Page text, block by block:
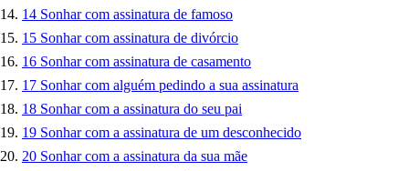
14 Sonhar com assinatura de famoso
15 Sonhar com assinatura de divórcio
16 Sonhar com assinatura de casamento
17 Sonhar com alguém pedindo a sua assinatura
18 Sonhar com a assinatura do seu pai
19 Sonhar com a assinatura de um desconhecido
20 Sonhar com a assinatura da sua mãe